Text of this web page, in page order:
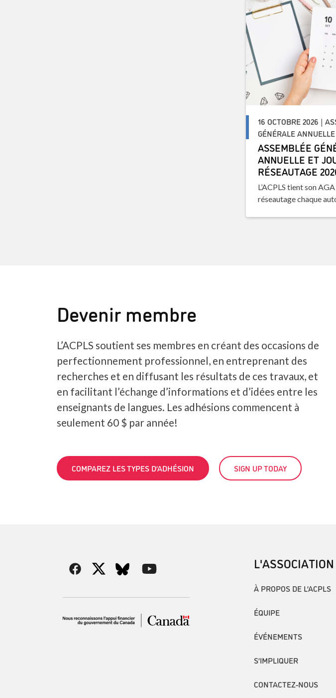
16 OCTOBRE 2026 |
GÉNÉRALE ANNUELLE
ASSEMBLÉE
ANNUELLE ET
RÉSEAUTAGE
L’ACPLS tient son
réseautage chaque
Devenir membre
L’ACPLS soutient ses membres en créant des occasions de
perfectionnement professionnel, en entreprenant des
recherches et en diffusant les résultats de ces travaux, et
en facilitant l’échange d’informations et d’idées entre les
enseignants de langues. Les adhésions commencent à
seulement 60 $ par année!
COMPAREZ LES TYPES D’ADHÉSION SIGN UP TODAY
L'ASSOCIATION
À PROPOS DE L’ACPLS
ÉQUIPE
ÉVÉNEMENTS
S’IMPLIQUER
CONTACTEZ-NOUS